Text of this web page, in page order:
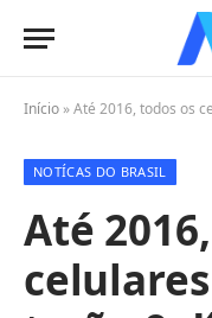
Início »Até 2016, todos os
NOTÍCAS DO BRASIL
Até